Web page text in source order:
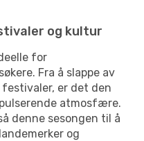
og kultur
for
Fra å slappe av
er det den
atmosfære.
denne sesongen til å
og